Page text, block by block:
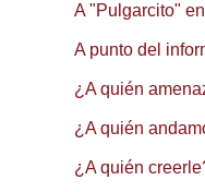
A "Pulgarcito"
A punto del
¿A quién
¿A quién
¿A quién